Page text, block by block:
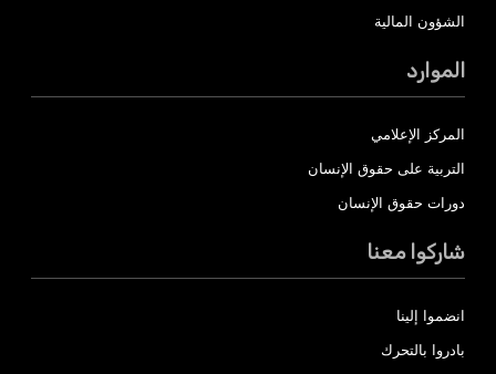
الشؤون المالية
الموارد
المركز الإعلامي
التربية على حقوق الإنسان
دورات حقوق الإنسان
شاركوا معنا
انضموا إلينا
بادروا بالتحرك